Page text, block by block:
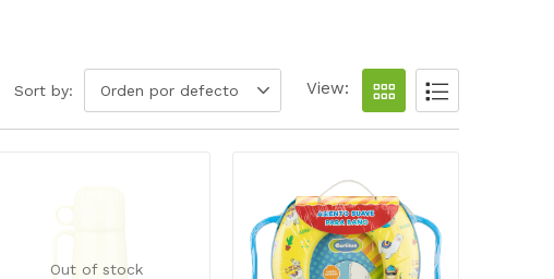
Sort by: Orden por defecto View:
Out of stock